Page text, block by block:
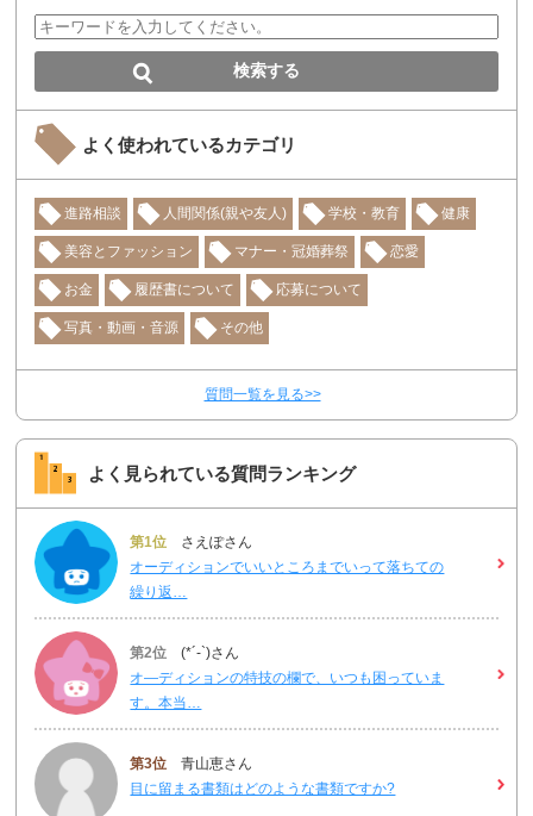
よく使われているカテゴリ
進路相談 人間関係(親や友人) 学校・教育 健康
美容とファッション マナー・冠婚葬祭 恋愛
お金 履歴書について 応募について
写真・動画・音源 その他
質問一覧を見る>>
よく見られている質問ランキング
第1位 さえぽさん
オーディションでいいところまでいって落ちての
繰り返…
第2位 (*´-`)さん
オ―ディションの特技の欄で、いつも困っていま
す。本当…
第3位 青山恵さん
目に留まる書類はどのような書類ですか?